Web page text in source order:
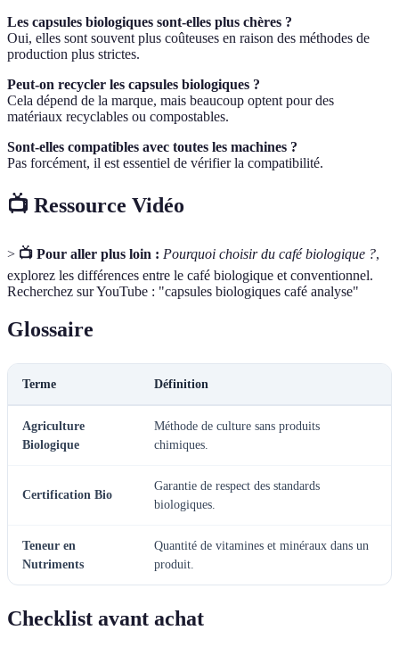
Les capsules biologiques sont-elles plus chères ?
Oui, elles sont souvent plus coûteuses en raison des méthodes de
production plus strictes.
Peut-on recycler les capsules biologiques ?
Cela dépend de la marque, mais beaucoup optent pour des
matériaux recyclables ou compostables.
Sont-elles compatibles avec toutes les machines ?
Pas forcément, il est essentiel de vérifier la compatibilité.
📺 Ressource Vidéo
> 📺 Pour aller plus loin : Pourquoi choisir du café biologique ?,
explorez les différences entre le café biologique et conventionnel.
Recherchez sur YouTube : "capsules biologiques café analyse"
Glossaire
Terme Définition
Agriculture
Biologique
Méthode de culture sans produits
chimiques.
Certification Bio
Garantie de respect des standards
biologiques.
Teneur en
Nutriments
Quantité de vitamines et minéraux dans un
produit.
Checklist avant achat